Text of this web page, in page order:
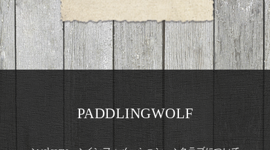
PADDLINGWOLF